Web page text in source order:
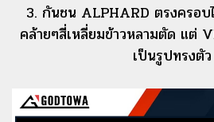
3. กันชน ALPHARD ตรงครอ
คล้ายๆสี่เหลี่ยมข้าวหลามตัด แต่
เป็นรูปทรงตั